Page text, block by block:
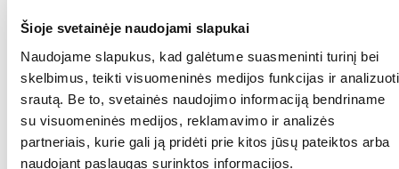
Šioje svetainėje naudojami slapukai
Naudojame slapukus, kad galėtume suasmeninti turinį bei
skelbimus, teikti visuomeninės medijos funkcijas ir analizuoti
srautą. Be to, svetainės naudojimo informaciją bendriname
su visuomeninės medijos, reklamavimo ir analizės
partneriais, kurie gali ją pridėti prie kitos jūsų pateiktos arba
naudojant paslaugas surinktos informacijos.
Visi ROYAL CANIN produktai griežtai tikrinami, kad būtų užtikrinta
aukščiausia maisto kokybė.
Mūsų mokslininkų komanda kuria receptūras, pritaikytas konkretiems
suaugusių šunų mitybos poreikiams, naudodama aukštos kokybės
maistines medžiagas ir atsižvelgdama į tvarumo principus.
SUDĖTIS: džiovinti paukštienos baltymai, kukurūzai, ryžiai, kvietiniai
miltai, gyvuliniai riebalai, kviečių glitimas, kukurūzų glitimas, kukurūzų
miltai, kviečiai, hidrolizuoti gyvuliniai baltymai, cukrinių runkelių